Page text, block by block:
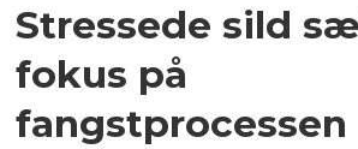
Stressede sild
fokus på
fangstprocessen